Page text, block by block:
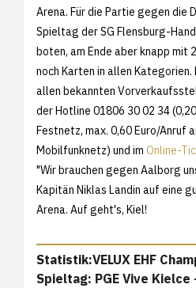
Arena. Für die Partie gegen die
Spieltag der SG Flensburg-
boten, am Ende aber knapp mit
noch Karten in allen Kategorien.
allen bekannten
der Hotline 01806 30 02 34
Festnetz, max. 0,60 Euro/Anruf
Mobilfunknetz) und im Online-
"Wir brauchen gegen Aalborg
Kapitän Niklas Landin auf eine
Arena. Auf geht's, Kiel!
Statistik:VELUX EHF
Spieltag: PGE Vive